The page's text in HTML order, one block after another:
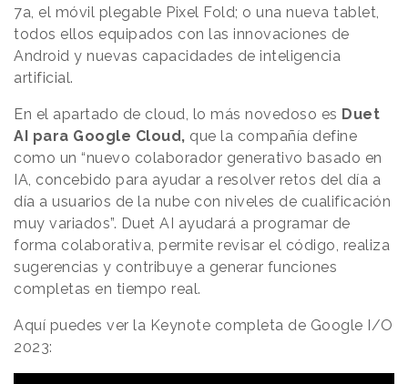
7a, el móvil plegable Pixel Fold; o una nueva tablet,
todos ellos equipados con las innovaciones de
Android y nuevas capacidades de inteligencia
artificial.
En el apartado de cloud, lo más novedoso es Duet
AI para Google Cloud, que la compañía define
como un “nuevo colaborador generativo basado en
IA, concebido para ayudar a resolver retos del día a
día a usuarios de la nube con niveles de cualificación
muy variados”. Duet AI ayudará a programar de
forma colaborativa, permite revisar el código, realiza
sugerencias y contribuye a generar funciones
completas en tiempo real.
Aquí puedes ver la Keynote completa de Google I/O
2023: